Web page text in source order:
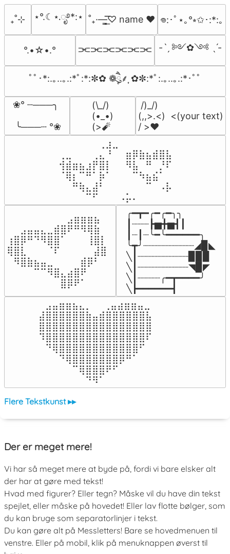
₊˚⊹ ⋆°.☾⋆.ೃ࿔*:⋆ ˚₊·—̳͟͞͞♡ name ♥️ 𖦹:･ﾟ⋆｡°⭒✩･:*:｡
°.•☆•.° ⫘⫘⫘⫘⫘⫘ -ˋˏ ༻✿༺ ˎˊ-
ﾟﾟ･*:.｡..｡.:*ﾟ:*:✼✿ ❁ཻུ۪۪⸙͎ ✿✼:*ﾟ:.｡..｡.:*･ﾟﾟ
❀° ┄───╮
╰───┄ °❀
(\_/)
(•_•)
(>🧨
/)_/)
(,,>.<)  <(your text)
/ >❤️
⠀⠀⠀⠀⠀⠀⢀⣰⣀⠀⠀⠀⠀⠀⠀⠀⠀
⢀⣀⠀⠀⠀⢀⣄⠘⠀⠀⣶⡿⣷⣦⣾⣿⣧
⢺⣾⣶⣦⣰⡟⣿⡇⠀⠀⠻⣧⠀⠛⠀⡘⠏
⠈⢿⡆⠉⠛⠁⡷⠁⠀⠀⠀⠉⠳⣦⣮⠁⠀
⠀⠀⠛⢷⣄⣼⠃⠀⠀⠀⠀⠀⠀⠉⠀⠠⡧
⠀⠀⠀⠀⠉⠋⠀⠀⠀⠠⡥⠄⠀⠀⠀⠀⠀
⠀⠀⠀⠀⠀⠀⠀⠀⠀⣠⣶⣶⣶⣦⠀⠀
⠀⠀⣠⣤⣤⣄⣀⣾⣿⠟⠛⠻⢿⣷⠀
⢰⣿⡿⠛⠙⠻⣿⣿⠁⠀⠀⠀⢸⣿⡇
⢿⣿⣇⠀⠀⠀⠈⠏⠀⠀⠀⠀⠀⣼⣿⠀
⠀⠻⣿⣷⣦⣤⣀⠀⠀⠀⠀⣾⡿⠃⠀
⠀⠀⠀⠀⠉⠉⠻⣿⣄⣴⣿⠟⠀⠀⠀
⠀⠀⠀⠀⠀⠀⠀⠀⣿⡿⠟⠁⠀⠀⠀⠀
╭━┳━╭━╭━╮╮
┃┈┈┈┣▅╋▅┫┃
┃┈┃┈╰━╰━━━━━━╮
╰┳╯┈┈┈┈┈┈┈┈┈◢▉◣
╲┃┈┈┈┈┈┈┈┈┈▉▉▉
╲┃┈┈┈┈┈┈┈┈┈◥▉◤
╲┃┈┈┈┈╭━┳━━━━╯
╲┣━━━━━━┫﻿
⠀⣠⣤⣶⣶⣦⣄⡀  ⠀⢀⣤⣴⣶⣶⣤⣀⠀
⣼⣿⣿⣿⣿⣿⣿⣷⣤⣾⣿⣿⣿⣿⣿⣿⣧
⣿⣿⣿⣿⣿⣿⣿⣿⣿⣿⣿⣿⣿⣿⣿⣿⣿
⠹⣿⣿⣿⣿⣿⣿⣿⣿⣿⣿⣿⣿⣿⣿⣿⠏
⠀⠙⢿⣿⣿⣿⣿⣿⣿⣿⣿⣿⣿⣿⣿⠋⠀
⠀⠀⠀⠙⢿⣿⣿⣿⣿⣿⣿⣿⡿⠛⠁⠀⠀
⠀⠀⠀⠀⠀⠉⢿⣿⣿⣿⠟⠋⠀⠀⠀⠀⠀
⠀⠀⠀⠀⠀⠀⠀⠙⠻⠁⠀⠀⠀⠀⠀⠀⠀⠀⠀⠀⠀⠀⠀
Flere Tekstkunst ▸▸
Der er meget mere!
Vi har så meget mere at byde på, fordi vi bare elsker alt
der har at gøre med tekst!
Hvad med figurer? Eller tegn? Måske vil du have din tekst
spejlet, eller måske på hovedet! Eller lav flotte bølger, som
du kan bruge som separatorlinjer i tekst.
Du kan gøre alt på Messletters! Bare se hovedmenuen til
venstre. Eller på mobil, klik på menuknappen øverst til